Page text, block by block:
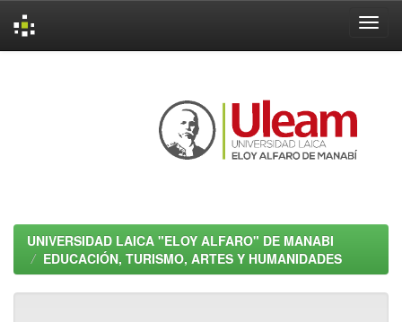
UNIVERSIDAD LAICA "ELOY ALFARO" DE MANABI
EDUCACIÓN, TURISMO, ARTES Y HUMANIDADES